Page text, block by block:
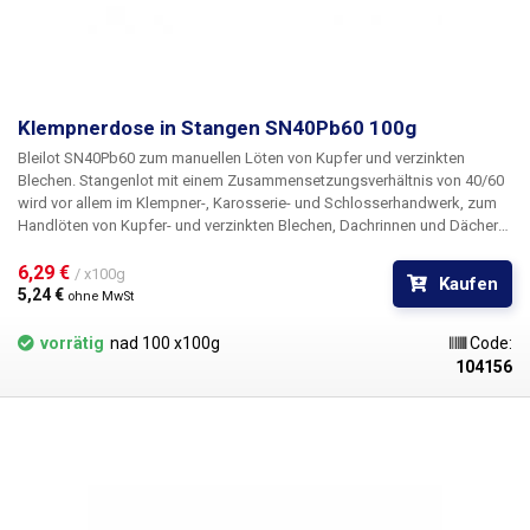
Klempnerdose in Stangen SN40Pb60 100g
Bleilot SN40Pb60 zum manuellen Löten von Kupfer und verzinkten
Blechen.
wird vor allem im Klempner-, Karosserie- und Schlosserhandwerk, zum
Handlöten von Kupfer- und verzinkten Blechen, Dachrinnen und Dächern
ganze Rute mit einem Gewicht von 300 g. Wenn Sie eine kleinere Menge
als das volle Gewicht der Rute bestellen, erhalten Sie nur ein Stück dieser
300g Zusammensetzung: 40% Zinn, 60% Blei
Lötzinn wird pro Stück
6,29 € / x100g
5,24 € ohne MwSt
Kaufen
vorrätig nad 100 x100g
Code:
104156